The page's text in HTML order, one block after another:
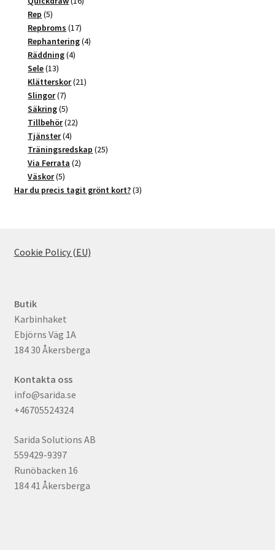
Rep 55
produkter
Repbroms 1717
produkter
Rephantering 44
Räddning 44
Sele 1313
produkter
Klätterskor 2121
Slingor 77
produkter
Säkring 55
produkter
Tillbehör 2222
Tjänster 44
produkter
Träningsredskap 2525
Via Ferrata 22
Väskor 55
produkter
Har du precis tagit grönt kort? 33
Cookie Policy (EU)
Butik
Karbinhaket
Ebjörns Väg 1A
184 30 Åkersberga
Kontakta oss
info@sarida.se
+46705524324
Sarida Solutions AB
559429-9397
Runöbacken 16
184 41 Åkersberga